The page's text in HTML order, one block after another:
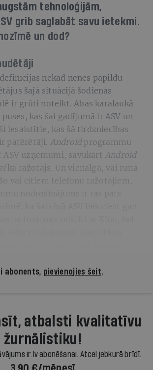
tehnoloģijām,
grib saglabāt savu ietekmi.
un dod?
nekad nenes papildu
šajā situācijā šodienas
ir grūti noteikt. Abas karalaukā
kas šai gadījumā ir ASV un
iesaistītie, kas šā tirdzniecības
patērētāji. Androidprogrammu
uzņēmumi, savukārt Android
kā ražotājs. Un vienalga, vai runa
vai citiem telefonu ražotājiem,
abonents, pievienojies šeit.
atbalsti kvalitatīvu
žurnālistiku!
ir.lv abonēšanai. Atcel jebkurā brīdī.